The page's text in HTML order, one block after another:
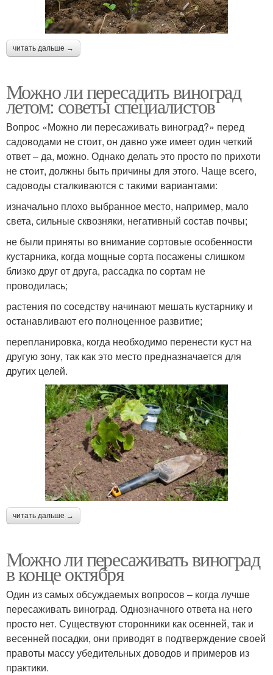
читать дальше →
Можно ли пересадить виноград
летом: советы специалистов
Вопрос «Можно ли пересаживать виноград?» перед
садоводами не стоит, он давно уже имеет один четкий
ответ – да, можно. Однако делать это просто по прихоти
не стоит, должны быть причины для этого. Чаще всего,
садоводы сталкиваются с такими вариантами:
изначально плохо выбранное место, например, мало
света, сильные сквозняки, негативный состав почвы;
не были приняты во внимание сортовые особенности
кустарника, когда мощные сорта посажены слишком
близко друг от друга, рассадка по сортам не
проводилась;
растения по соседству начинают мешать кустарнику и
останавливают его полноценное развитие;
перепланировка, когда необходимо перенести куст на
другую зону, так как это место предназначается для
других целей.
читать дальше →
Можно ли пересаживать виноград
в конце октября
Один из самых обсуждаемых вопросов – когда лучше
пересаживать виноград. Однозначного ответа на него
просто нет. Существуют сторонники как осенней, так и
весенней посадки, они приводят в подтверждение своей
правоты массу убедительных доводов и примеров из
практики.